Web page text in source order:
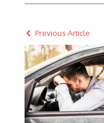
Previous Article